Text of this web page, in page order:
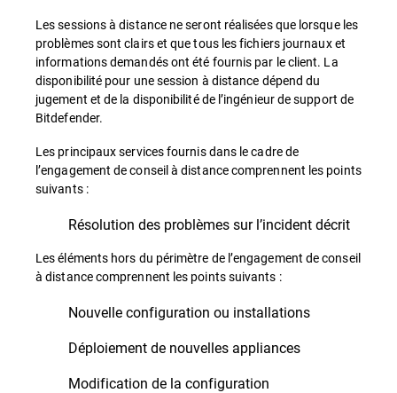
Les sessions à distance ne seront réalisées que lorsque les
problèmes sont clairs et que tous les fichiers journaux et
informations demandés ont été fournis par le client. La
disponibilité pour une session à distance dépend du
jugement et de la disponibilité de l’ingénieur de support de
Bitdefender.
Les principaux services fournis dans le cadre de
l’engagement de conseil à distance comprennent les points
suivants :
Résolution des problèmes sur l’incident décrit
Les éléments hors du périmètre de l’engagement de conseil
à distance comprennent les points suivants :
Nouvelle configuration ou installations
Déploiement de nouvelles appliances
Modification de la configuration